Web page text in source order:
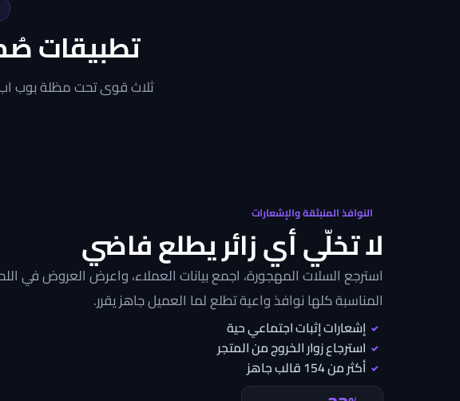
تطبيقات
ثلاث قوى تحت مظلة بوب
النوافذ المنبثقة والإشعارات
لا تخلّي أي زائر يطلع فاضي
استرجع السلات المهجورة، اجمع بيانات العملاء، واعرض العروض في
المناسبة كلها نوافذ واعية تطلع لما العميل جاهز يقرر.
✓ إشعارات إثبات اجتماعي حية
✓ استرجاع زوار الخروج من المتجر
✓ أكثر من 154 قالب جاهز